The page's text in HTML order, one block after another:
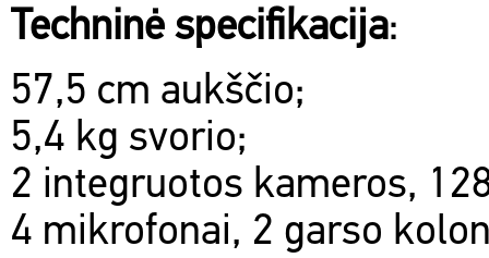
Techninė specifikacija:
57,5 cm aukščio;
5,4 kg svorio;
2 integruotos kameros,
4 mikrofonai, 2 garso